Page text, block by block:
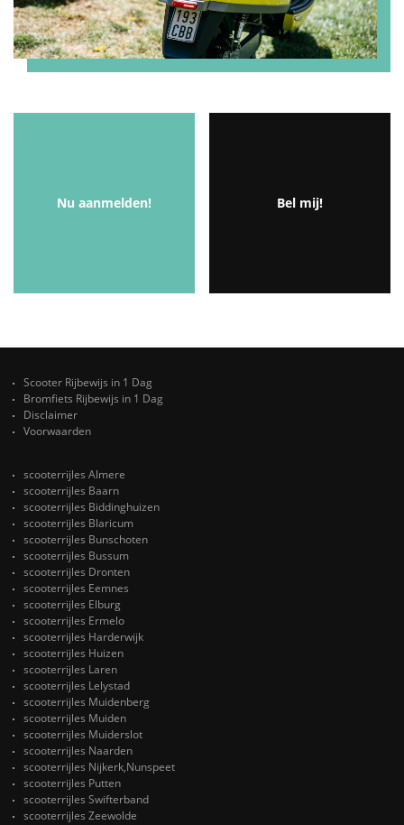
Nu aanmelden! Bel mij!
Scooter Rijbewijs in 1 Dag
Bromfiets Rijbewijs in 1 Dag
Disclaimer
Voorwaarden
scooterrijles Almere
scooterrijles Baarn
scooterrijles Biddinghuizen
scooterrijles Blaricum
scooterrijles Bunschoten
scooterrijles Bussum
scooterrijles Dronten
scooterrijles Eemnes
scooterrijles Elburg
scooterrijles Ermelo
scooterrijles Harderwijk
scooterrijles Huizen
scooterrijles Laren
scooterrijles Lelystad
scooterrijles Muidenberg
scooterrijles Muiden
scooterrijles Muiderslot
scooterrijles Naarden
scooterrijles Nijkerk,Nunspeet
scooterrijles Putten
scooterrijles Swifterband
scooterrijles Zeewolde